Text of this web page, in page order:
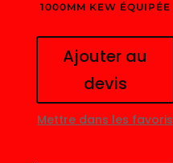
1000MM KEW ÉQUIPÉE
Ajouter au
devis
Mettre dans les favoris